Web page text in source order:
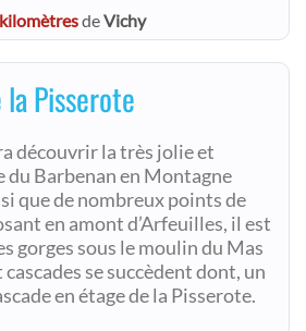
deVichy
la Pisserote
découvrir la très jolie et
Barbenan en Montagne
que de nombreux points de
en amont d’Arfeuilles, il est
gorges sous le moulin du Mas
se succèdent dont, un
en étage de la Pisserote.